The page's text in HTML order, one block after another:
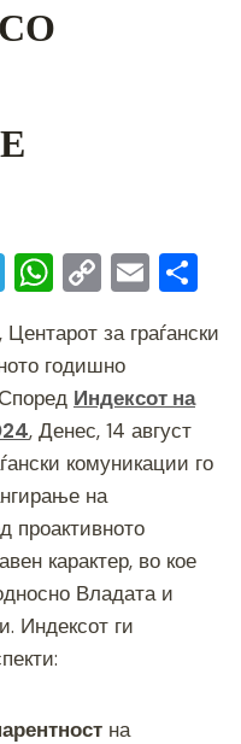
T
e
gr
a
m
W
at
s
A
p
p
C
p
y
Li
n
k
E
m
ai
l
ar
за граѓански
годишно
Индексот на
, Денес, 14 август
комуникации го
на
проактивното
карактер, во кое
Владата и
Индексот ги
на